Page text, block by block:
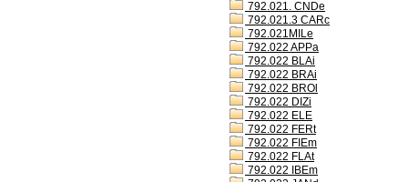
792.021. CNDe
792.021.3 CARc
792.021MILe
792.022 APPa
792.022 BLAi
792.022 BRAi
792.022 BROl
792.022 DIZi
792.022 ELE
792.022 FERt
792.022 FIEm
792.022 FLAt
792.022 IBEm